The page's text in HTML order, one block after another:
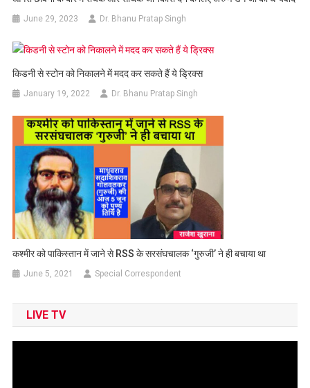
June 29, 2023 Dr. Bhanu Pratap Singh
किडनी से स्टोन को निकालने में मदद कर सकते हैं ये ड्रिक्स
January 19, 2022 Dr. Bhanu Pratap Singh
कश्मीर को पाकिस्तान में जाने से RSS के सरसंघचालक ‘गुरुजी’ ने ही बचाया था
June 5, 2021 Special Correspondent
LIVE TV